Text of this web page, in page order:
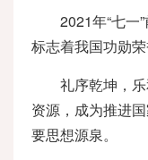
2021年“七一
标志着我国功勋荣
礼序乾坤，
资源，成为推进
要思想源泉。